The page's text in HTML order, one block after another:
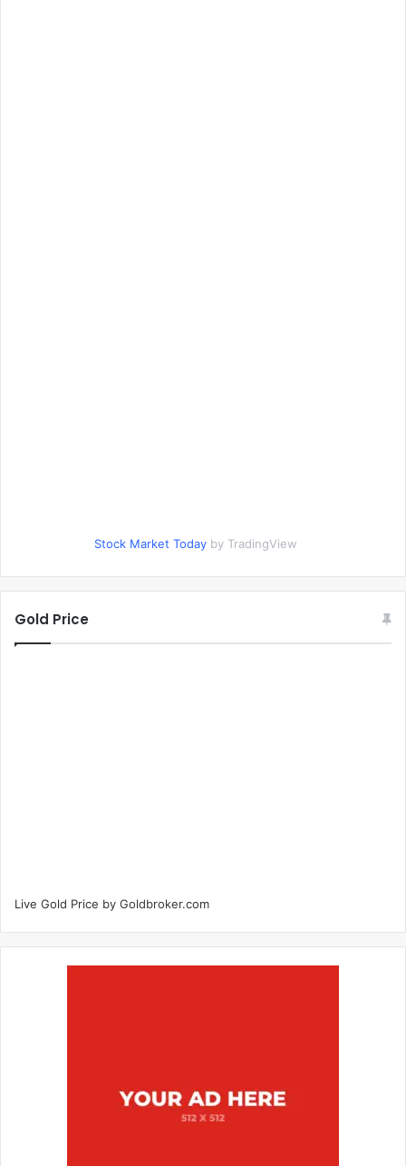
Stock Market Today by TradingView
Gold Price
Live Gold Price by Goldbroker.com